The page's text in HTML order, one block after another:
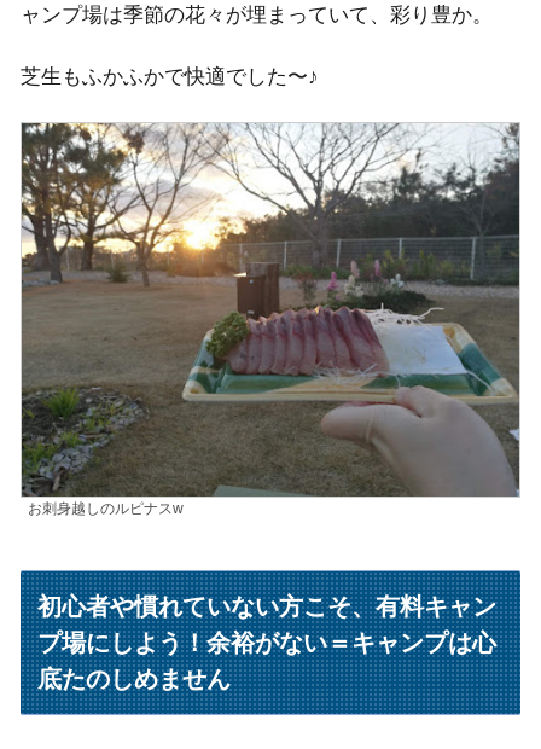
ャンプ場は季節の花々が埋まっていて、彩り豊か。
芝生もふかふかで快適でした〜♪
お刺身越しのルピナスw
初心者や慣れていない方こそ、有料キャン
プ場にしよう！余裕がない＝キャンプは心
底たのしめません